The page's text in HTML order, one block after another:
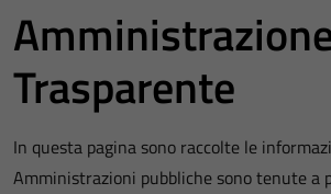
Trasparente
In questa pagina sono raccolte le
Amministrazioni pubbliche sono tenute a